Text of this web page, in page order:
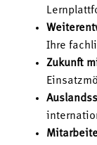
Ihre
Zukunft